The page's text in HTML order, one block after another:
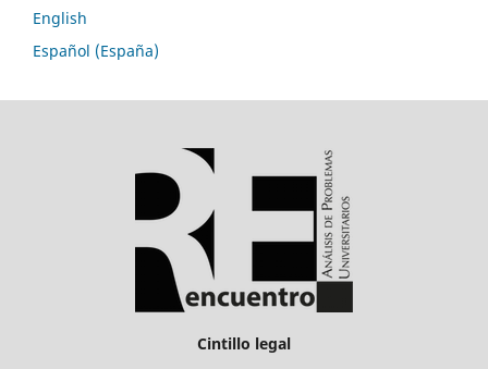
English
Español (España)
Cintillo legal